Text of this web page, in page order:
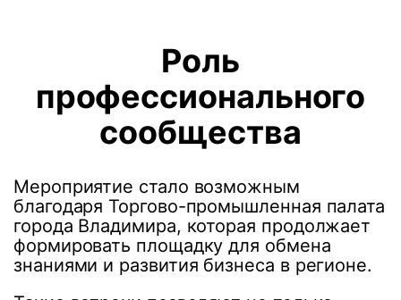
Роль
профессионального
сообщества
Мероприятие стало возможным
благодаря Торгово-промышленная палата
города Владимира, которая продолжает
формировать площадку для обмена
знаниями и развития бизнеса в регионе.